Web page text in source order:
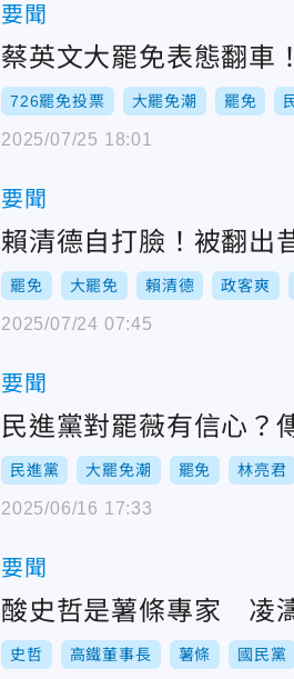
要聞
蔡英文大罷免表態翻
726罷免投票 大罷免潮 罷免
2025/07/25 18:01
要聞
賴清德自打臉！被翻出
罷免 大罷免 賴清德 政客爽
2025/07/24 07:45
要聞
民進黨對罷薇有信心？
民進黨 大罷免潮 罷免 林亮君
2025/06/16 17:33
要聞
酸史哲是薯條專家 凌
史哲 高鐵董事長 薯條 國民黨